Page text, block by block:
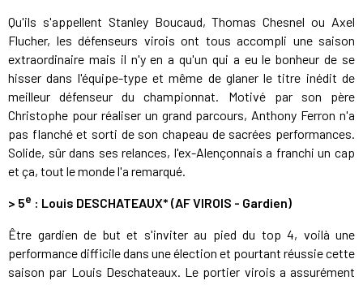
Qu'ils s'appellent Stanley Boucaud, Thomas Chesnel ou Axel
Flucher, les défenseurs virois ont tous accompli une saison
extraordinaire mais il n'y en a qu'un qui a eu le bonheur de se
hisser dans l'équipe-type et même de glaner le titre inédit de
meilleur défenseur du championnat. Motivé par son père
Christophe pour réaliser un grand parcours, Anthony Ferron n'a
pas flanché et sorti de son chapeau de sacrées performances.
Solide, sûr dans ses relances, l'ex-Alençonnais a franchi un cap
et ça, tout le monde l'a remarqué.
> 5e : Louis DESCHATEAUX* (AF VIROIS - Gardien)
Être gardien de but et s'inviter au pied du top 4, voilà une
performance difficile dans une élection et pourtant réussie cette
saison par Louis Deschateaux. Le portier virois a assurément